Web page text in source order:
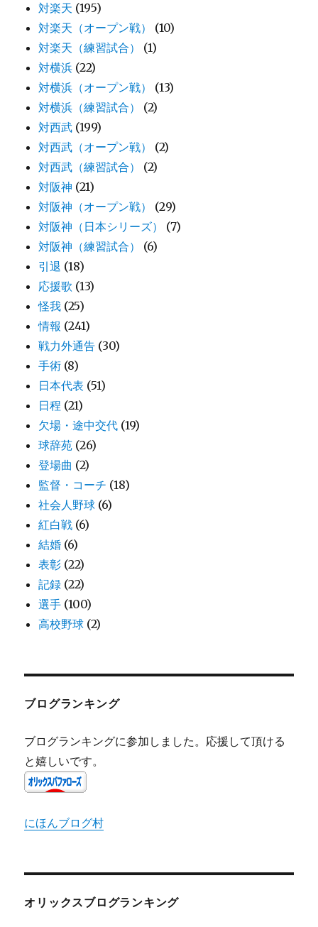
対楽天 (195)
対楽天（オープン戦）
(10)
対楽天（練習試合）
(1)
対横浜 (22)
対横浜（オープン戦）
(13)
対横浜（練習試合）
(2)
対西武 (199)
対西武（オープン戦）
(2)
対西武（練習試合）
(2)
対阪神 (21)
対阪神（オープン戦）
(29)
対阪神（日本シリーズ）
(7)
対阪神（練習試合）
(6)
引退 (18)
応援歌 (13)
怪我 (25)
情報 (241)
戦力外通告 (30)
手術 (8)
日本代表 (51)
日程 (21)
欠場・途中交代 (19)
球辞苑 (26)
登場曲 (2)
監督・コーチ (18)
社会人野球 (6)
紅白戦 (6)
結婚 (6)
表彰 (22)
記録 (22)
選手 (100)
高校野球 (2)
ブログランキング
ブログランキングに参加しました。応援して頂ける
と嬉しいです。
にほんブログ村
オリックスブログランキング